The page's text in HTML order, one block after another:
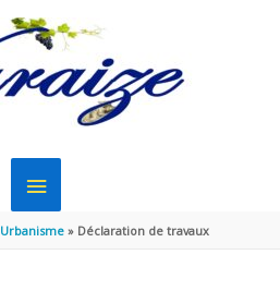
MENU
PRINCIPAL
Urbanisme Déclaration de travaux